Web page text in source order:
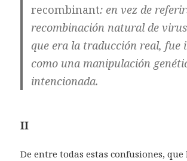
recombinant: en vez de
recombinación natural de
que era la traducción real, fue
como una manipulación
intencionada.
II
De entre todas estas confusiones, que